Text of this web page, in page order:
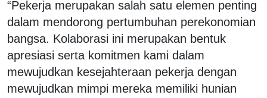
“Pekerja merupakan salah satu elemen penting
dalam mendorong pertumbuhan perekonomian
bangsa. Kolaborasi ini merupakan bentuk
apresiasi serta komitmen kami dalam
mewujudkan kesejahteraan pekerja dengan
mewujudkan mimpi mereka memiliki hunian